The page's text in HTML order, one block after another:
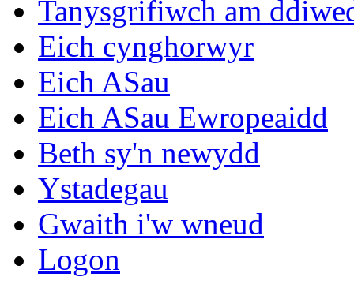
Tanysgrifiwch am
Eich cynghorwyr
Eich ASau
Eich ASau Ewropeaidd
Beth sy'n newydd
Ystadegau
Gwaith i'w wneud
Logon